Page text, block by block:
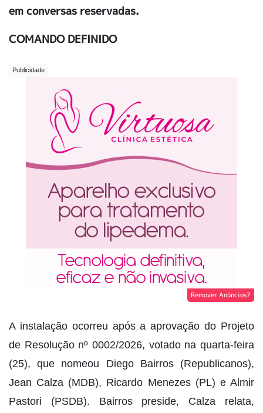
em conversas reservadas.
COMANDO DEFINIDO
Remover Anúncios?
A instalação ocorreu após a aprovação do Projeto
de Resolução nº 0002/2026, votado na quarta-feira
(25), que nomeou Diego Bairros (Republicanos),
Jean Calza (MDB), Ricardo Menezes (PL) e Almir
Pastori (PSDB). Bairros preside, Calza relata,